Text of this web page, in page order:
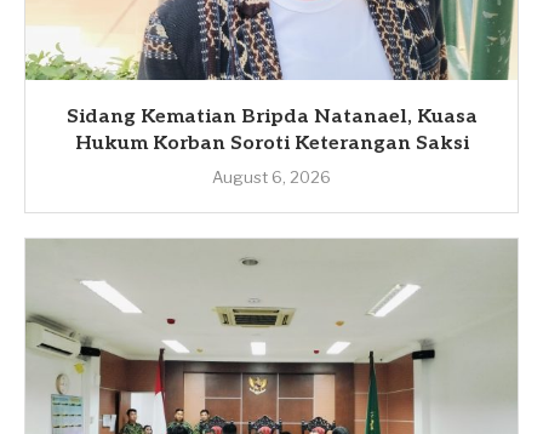
Sidang Kematian Bripda Natanael, Kuasa
Hukum Korban Soroti Keterangan Saksi
August 6, 2026